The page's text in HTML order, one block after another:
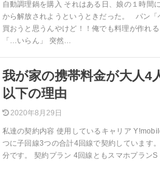
自動調理鍋を購入 それはある日、娘の１時間
から解放されようというときだった。 パン「
買おうと思うんやけど！！俺でも料理が作れ
「…いらん」 突然…
我が家の携帯料金が大人4
以下の理由
2020年8月29日
私達の契約内容 使用しているキャリア
つに子回線3つの合計4回線で契約しています
分です。 契約プラン 4回線ともスマホプラ